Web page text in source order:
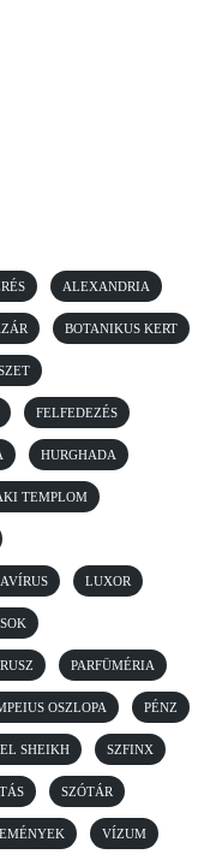
ALEXANDRIA
BOTANIKUS KERT
FELFEDEZÉS
HURGHADA
TEMPLOM
LUXOR
PARFÜMÉRIA
OSZLOPA PÉNZ
SHEIKH SZFINX
SZÓTÁR
VÍZUM